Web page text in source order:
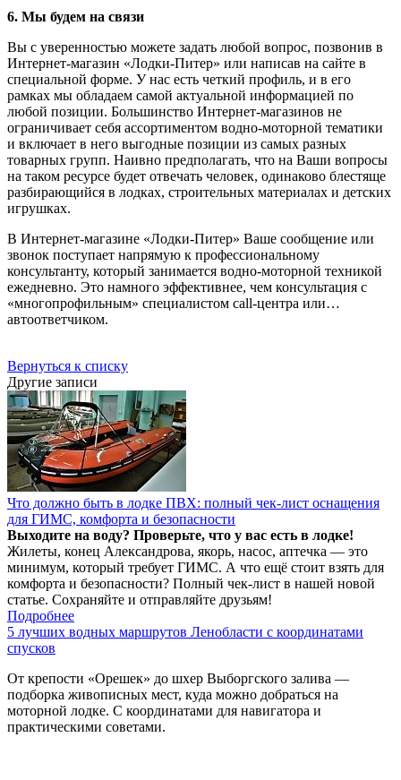
6. Мы будем на связи
Вы с уверенностью можете задать любой вопрос, позвонив в
Интернет-магазин «Лодки-Питер» или написав на сайте в
специальной форме. У нас есть четкий профиль, и в его
рамках мы обладаем самой актуальной информацией по
любой позиции. Большинство Интернет-магазинов не
ограничивает себя ассортиментом водно-моторной тематики
и включает в него выгодные позиции из самых разных
товарных групп. Наивно предполагать, что на Ваши вопросы
на таком ресурсе будет отвечать человек, одинаково блестяще
разбирающийся в лодках, строительных материалах и детских
игрушках.
В Интернет-магазине «Лодки-Питер» Ваше сообщение или
звонок поступает напрямую к профессиональному
консультанту, который занимается водно-моторной техникой
ежедневно. Это намного эффективнее, чем консультация с
«многопрофильным» специалистом call-центра или…
автоответчиком.
Вернуться к списку
Другие записи
Что должно быть в лодке ПВХ: полный чек-лист оснащения
для ГИМС, комфорта и безопасности
Выходите на воду? Проверьте, что у вас есть в лодке!
Жилеты, конец Александрова, якорь, насос, аптечка — это
минимум, который требует ГИМС. А что ещё стоит взять для
комфорта и безопасности? Полный чек-лист в нашей новой
статье. Сохраняйте и отправляйте друзьям!
Подробнее
5 лучших водных маршрутов Ленобласти с координатами
спусков
От крепости «Орешек» до шхер Выборгского залива —
подборка живописных мест, куда можно добраться на
моторной лодке. С координатами для навигатора и
практическими советами.